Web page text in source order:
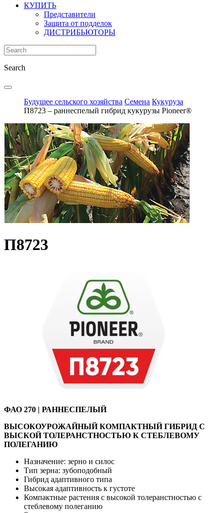
КУПИТЬ
Представители
Защита от подделок
ДИСТРИБЬЮТОРЫ
Search
Будущее сельского хозяйства Семена Кукуруза
П8723 – раннеспелый гибрид кукурузы Pioneer®
П8723
ФАО 270 | РАННЕСПЕЛЫЙ
ВЫСОКОУРОЖАЙНЫЙ КОМПАКТНЫЙ ГИБРИД С
ВЫСКОЙ ТОЛЕРАНСТНОСТЬЮ К СТЕБЛЕВОМУ
ПОЛЕГАНИЮ
Назначение: зерно и силос
Тип зерна: зубоподобный
Гибрид адаптивного типа
Высокая адаптивность к густоте
Компактные растения с высокой толеранстностью с
стеблевому полеганию